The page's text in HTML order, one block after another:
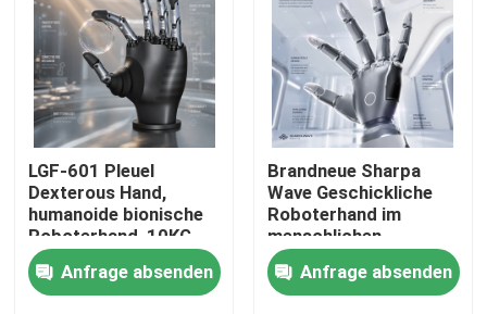
Über uns
Werksbesichtigung
Qualitätskontrolle
Kontakt mit uns
LGF-601 Pleuel
Dexterous Hand,
humanoide bionische
Roboterhand, 10KG
Nutzlast CAN-Bus
Roboter-Endeffektor-
Greifer
Anfrage absenden
Brandneue Sharpa
Wave Geschickliche
Roboterhand im
menschlichen
Maßstab mit
hochauflösendem
taktilem Sensor für
Anfrage absenden